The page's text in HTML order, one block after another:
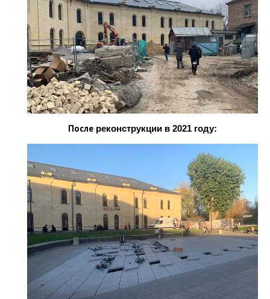
После реконструкции в 2021 году: